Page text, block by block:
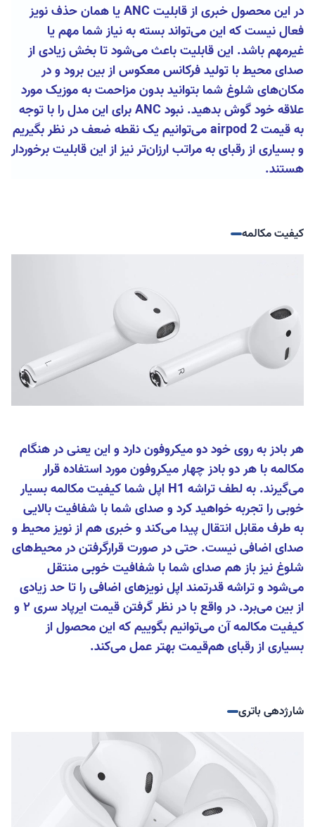
در این محصول خبری از قابلیت ANC یا همان حذف نویز
فعال نیست که این می‌تواند بسته به نیاز شما مهم یا
غیرمهم باشد. این قابلیت باعث می‌شود تا بخش زیادی از
صدای محیط با تولید فرکانس معکوس از بین برود و در
مکان‌های شلوغ شما بتوانید بدون مزاحمت به موزیک مورد
علاقه خود گوش بدهید. نبود ANC برای این مدل را با توجه
به قیمت airpod 2 می‌توانیم یک نقطه ضعف در نظر بگیریم
و بسیاری از رقبای به مراتب ارزان‌تر نیز از این قابلیت برخوردار
هستند.
کیفیت مکالمه
هر بادز به روی خود دو میکروفون دارد و این یعنی در هنگام
مکالمه با هر دو بادز چهار میکروفون مورد استفاده قرار
می‌گیرند. به لطف تراشه H1 اپل شما کیفیت مکالمه بسیار
خوبی را تجربه خواهید کرد و صدای شما با شفافیت بالایی
به طرف مقابل انتقال پیدا می‌کند و خبری هم از نویز محیط و
صدای اضافی نیست. حتی در صورت قرارگرفتن در محیط‌های
شلوغ نیز باز هم صدای شما با شفافیت خوبی منتقل
می‌شود و تراشه قدرتمند اپل نویز‌های اضافی را تا حد زیادی
از بین می‌برد. در واقع با در نظر گرفتن قیمت ایرپاد سری ۲ و
کیفیت مکالمه آن می‌توانیم بگوییم که این محصول از
بسیاری از رقبای هم‌قیمت بهتر عمل می‌کند.
شارژدهی باتری